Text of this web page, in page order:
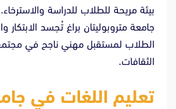
بيئة مريحة للطلاب للدراسة والاسترخاء.
جامعة متروبوليتان براغ تُجسد
الطلاب لمستقبل مهني ناجح في
الثقافات.
تعليم اللغات في